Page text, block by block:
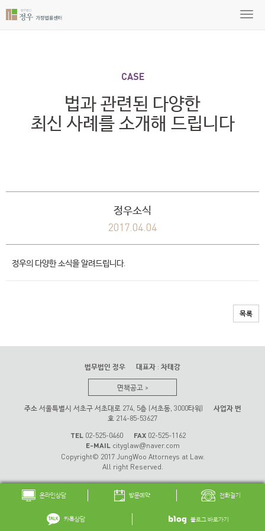
CASE
법과 관련된 다양한
최신 사례를 소개해 드립니다
정우소식
2017.04.04
정우의 다양한 소식을 알려드립니다.
목록
법무법인 정우 대표자 : 차태강
면책공고 >
주소서울특별시 서초구 서초대로 274, 5층 (서초동, 3000타워) 사업자 번
호 214-85-53627
TEL 02-525-0460 FAX 02-525-1162
E-MAIL cityglaw@naver.com
Copyright© 2017 JungWoo Attorneys at Law.
All right Reserved.
온라인상담 방문예약 전화걸기
카톡상담 블로그 바로가기